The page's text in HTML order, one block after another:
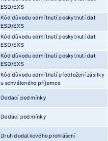
ESD/EXS
Kód důvodu odmítnutí poskytnutí dat
ESD/EXS
Kód důvodu odmítnutí poskytnutí dat
ESD/EXS
Kód důvodu odmítnutí poskytnutí dat
ESD/EXS
Kód důvodu odmítnutí předložení zásilky
u schváleného příjemce
Dodací podmínky
Dodací podmínky
Druh dodatkového prohlášení